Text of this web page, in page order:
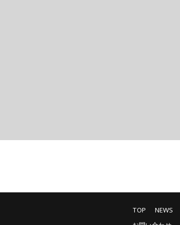
TOP NEWS